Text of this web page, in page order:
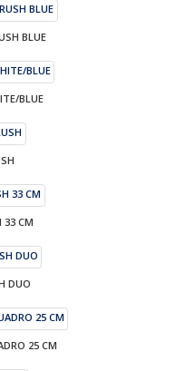
BLUE
BLUE
33 CM
DUO
25 CM